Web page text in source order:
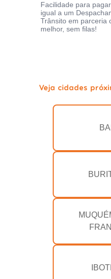
Facilidade para
igual a um
Trânsito em parceria
melhor, sem filas!
Veja cidades